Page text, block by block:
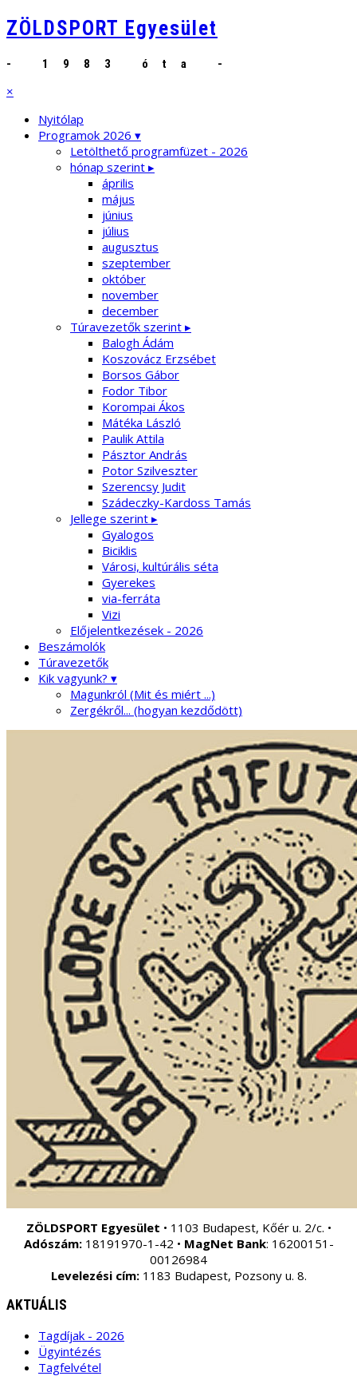
ZÖLDSPORT Egyesület
- 1983 óta -
×
Nyitólap
Programok 2026 ▾
Letölthető programfüzet - 2026
hónap szerint ▸
április
május
június
július
augusztus
szeptember
október
november
december
Túravezetők szerint ▸
Balogh Ádám
Koszovácz Erzsébet
Borsos Gábor
Fodor Tibor
Korompai Ákos
Mátéka László
Paulik Attila
Pásztor András
Potor Szilveszter
Szerencsy Judit
Szádeczky-Kardoss Tamás
Jellege szerint ▸
Gyalogos
Biciklis
Városi, kultúrális séta
Gyerekes
via-ferráta
Vizi
Előjelentkezések - 2026
Beszámolók
Túravezetők
Kik vagyunk? ▾
Magunkról (Mit és miért ...)
Zergékről... (hogyan kezdődött)
ZÖLDSPORT Egyesület • 1103 Budapest, Kőér u. 2/c. •
Adószám:18191970-1-42 • MagNet Bank: 16200151-
00126984
Levelezési cím:1183 Budapest, Pozsony u. 8.
AKTUÁLIS
Tagdíjak - 2026
Ügyintézés
Tagfelvétel